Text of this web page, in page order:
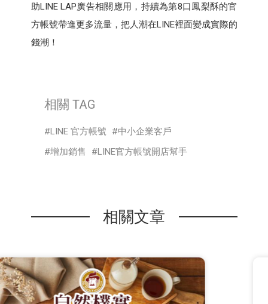
助LINE LAP廣告相關應用，持續為第8口鳳梨酥的官
方帳號帶進更多流量，把人潮在LINE裡面變成實際的
錢潮！
相關 TAG
LINE 官方帳號
中小企業客戶
增加銷售
LINE官方帳號開店幫手
相關文章